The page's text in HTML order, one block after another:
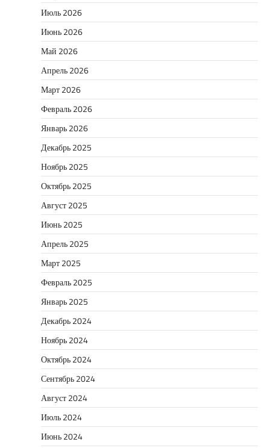
Июль 2026
Июнь 2026
Май 2026
Апрель 2026
Март 2026
Февраль 2026
Январь 2026
Декабрь 2025
Ноябрь 2025
Октябрь 2025
Август 2025
Июнь 2025
Апрель 2025
Март 2025
Февраль 2025
Январь 2025
Декабрь 2024
Ноябрь 2024
Октябрь 2024
Сентябрь 2024
Август 2024
Июль 2024
Июнь 2024